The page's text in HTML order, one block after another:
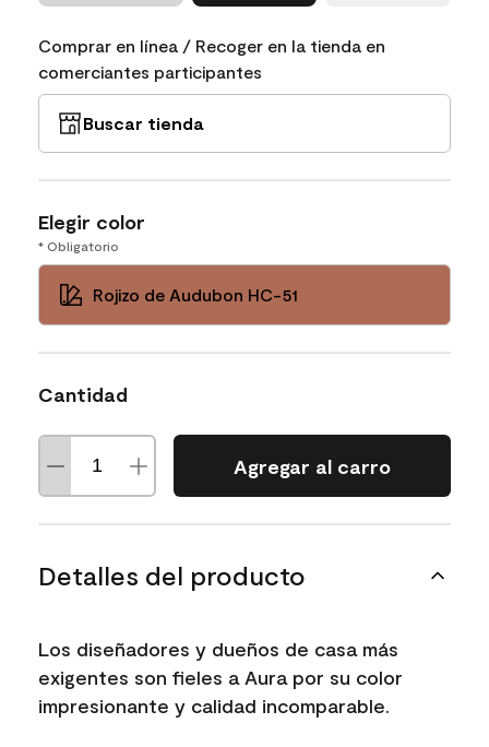
Comprar en línea / Recoger en la tienda en
comerciantes participantes
Buscar tienda
Elegir color
* Obligatorio
Rojizo de Audubon HC-51
Cantidad
Agregar al carro
Detalles del producto
Los diseñadores y dueños de casa más
exigentes son fieles a Aura por su color
impresionante y calidad incomparable.